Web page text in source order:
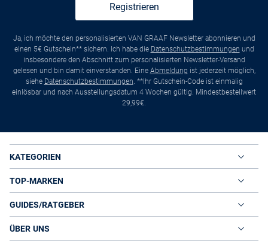
Registrieren
Ja, ich möchte den personalisierten VAN GRAAF Newsletter abonnieren und
einen 5€ Gutschein** sichern. Ich habe die Datenschutzbestimmungen und
insbesondere den Abschnitt zum personalisierten Newsletter-Versand
gelesen und bin damit einverstanden. Eine Abmeldung ist jederzeit möglich,
siehe Datenschutzbestimmungen. **Ihr Gutschein-Code ist einmalig
einlösbar und nach Ausstellungsdatum 4 Wochen gültig. Mindestbestellwert
29,99€.
KATEGORIEN
TOP-MARKEN
GUIDES/RATGEBER
ÜBER UNS